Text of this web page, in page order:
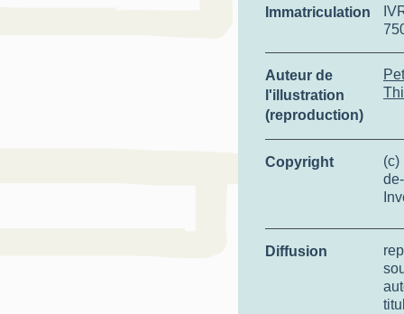
Immatriculation
Auteur de
l'illustration
(reproduction)
Copyright
(c)
Diffusion